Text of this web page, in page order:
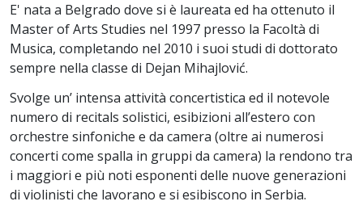
E' nata a Belgrado dove si è laureata ed ha ottenuto il
Master of Arts Studies nel 1997 presso la Facoltà di
Musica, completando nel 2010 i suoi studi di dottorato
sempre nella classe di Dejan Mihajlović.
Svolge un’ intensa attività concertistica ed il notevole
numero di recitals solistici, esibizioni all’estero con
orchestre sinfoniche e da camera (oltre ai numerosi
concerti come spalla in gruppi da camera) la rendono tra
i maggiori e più noti esponenti delle nuove generazioni
di violinisti che lavorano e si esibiscono in Serbia.